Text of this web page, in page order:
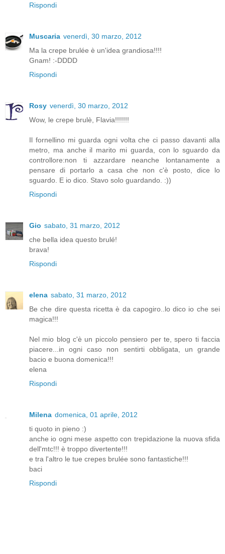
Rispondi
Muscaria venerdì, 30 marzo, 2012
Ma la crepe brulée è un'idea grandiosa!!!!
Gnam! :-DDDD
Rispondi
Rosy venerdì, 30 marzo, 2012
Wow, le crepe brulè, Flavia!!!!!!!
Il fornellino mi guarda ogni volta che ci passo davanti alla
metro, ma anche il marito mi guarda, con lo sguardo da
controllore:non ti azzardare neanche lontanamente a
pensare di portarlo a casa che non c'è posto, dice lo
sguardo. E io dico. Stavo solo guardando. :))
Rispondi
Gio sabato, 31 marzo, 2012
che bella idea questo brulé!
brava!
Rispondi
elena sabato, 31 marzo, 2012
Be che dire questa ricetta è da capogiro..lo dico io che sei
magica!!!
Nel mio blog c'è un piccolo pensiero per te, spero ti faccia
piacere...in ogni caso non sentirti obbligata, un grande
bacio e buona domenica!!!
elena
Rispondi
Milena domenica, 01 aprile, 2012
ti quoto in pieno :)
anche io ogni mese aspetto con trepidazione la nuova sfida
dell'mtc!!! è troppo divertente!!!
e tra l'altro le tue crepes brulée sono fantastiche!!!
baci
Rispondi